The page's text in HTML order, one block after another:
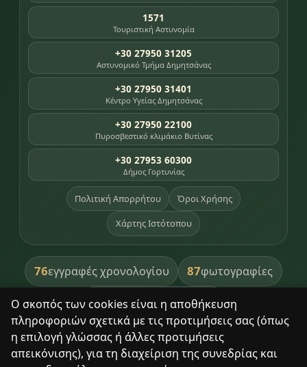
Ο σκοπός των cookies είναι η αποθήκευση
πληροφοριών σχετικά με τις προτιμήσεις σας (όπως
η επιλογή γλώσσας ή άλλες προτιμήσεις
απεικόνισης), για τη διαχείριση της συνεδρίας και
1571
Τουριστική Αστυνομία
+30 27950 31205
Αστυνομικό Τμήμα Δημητσάνας
+30 27950 31401
Κέντρο Υγείας Δημητσάνας
+30 27950 22100
Πυροσβεστικό κλιμάκιο Βυτίνας
+30 27953 60300
Δήμος Γορτυνίας
Πολιτική Απορρήτου Όροι Χρήσης
Χάρτης Ιστότοπου
76εγγραφές χρονολογίου 87φωτογραφίες
391βιβλία βιβλιοθήκης
8σημεία κληρονομιάς